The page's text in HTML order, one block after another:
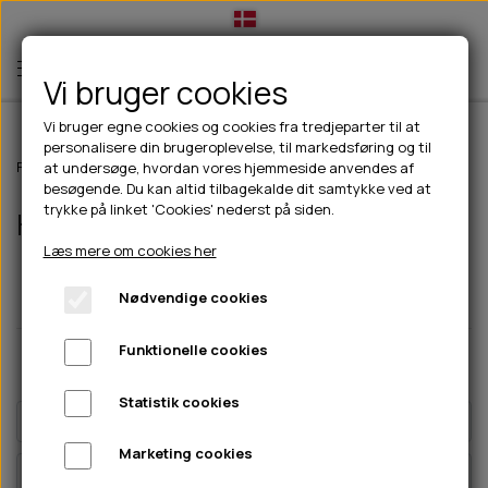
TIL HUND
💧FODER- VANDSKÅLE
CHICOPEE
GODBIDSTASKE
HALSBÅND
🦴 GODBIDDER & SNACKS
🍖 SMAGSVARIANTER
🎾 LEGETØJ
TÆNDER, ØRE, ØJE, POTER & NÆSE
🐾 UDSTYR & KOMFORT
TIL HUNDEEJER
DRIKKEFLASKER/TERMOFLASKER
HUER OG VANTER
PINEWOOD SALES
TIL KAT
TILBUD
NYHEDER
ABONNEMENT
Forside Outdoor Pinewood tøj Herre
Herre
Farve Størrelse
Vi bruger cookies
Vi bruger egne cookies og cookies fra tredjeparter til at
personalisere din brugeroplevelse, til markedsføring og til
at undersøge, hvordan vores hjemmeside anvendes af
besøgende. Du kan altid tilbagekalde dit samtykke ved at
trykke på linket 'Cookies' nederst på siden.
Læs mere om cookies her
Nødvendige cookies
Funktionelle cookies
Statistik cookies
Marketing cookies